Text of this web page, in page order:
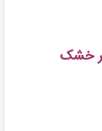
خشک